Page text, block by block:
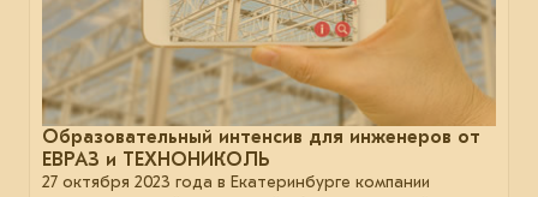
Образовательный интенсив для инженеров от
ЕВРАЗ и ТЕХНОНИКОЛЬ
27 октября 2023 года в Екатеринбурге компании